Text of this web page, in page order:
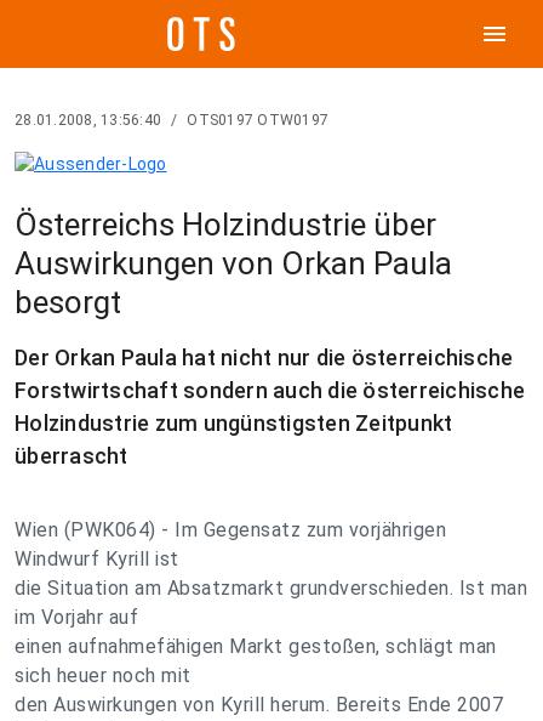
menu
28.01.2008, 13:56:40 / OTS0197 OTW0197
Österreichs Holzindustrie über
Auswirkungen von Orkan Paula
besorgt
Der Orkan Paula hat nicht nur die österreichische
Forstwirtschaft sondern auch die österreichische
Holzindustrie zum ungünstigsten Zeitpunkt
überrascht
Wien (PWK064) - Im Gegensatz zum vorjährigen
Windwurf Kyrill ist
die Situation am Absatzmarkt grundverschieden. Ist man
im Vorjahr auf
einen aufnahmefähigen Markt gestoßen, schlägt man
sich heuer noch mit
den Auswirkungen von Kyrill herum. Bereits Ende 2007